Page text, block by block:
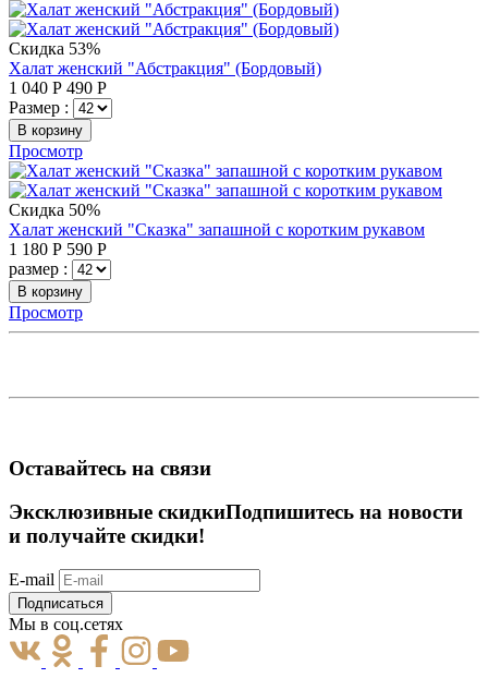
Скидка 53%
Халат женский "Абстракция" (Бордовый)
1 040 Р 490 Р
Размер :
В корзину
Просмотр
Скидка 50%
Халат женский "Сказка" запашной с коротким рукавом
1 180 Р 590 Р
размер :
В корзину
Просмотр
Оставайтесь на связи
Эксклюзивные скидкиПодпишитесь на новости
и получайте скидки!
E-mail
Подписаться
Мы в соц.сетях